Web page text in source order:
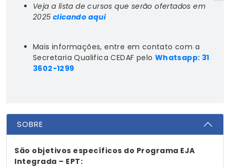
Veja a lista de cursos que serão ofertados em
2025 clicando aqui
Mais informações, entre em contato com a
Secretaria Qualifica CEDAF pelo Whatsapp: 31
3602-1299
SOBRE
São objetivos específicos do Programa EJA
Integrada – EPT: